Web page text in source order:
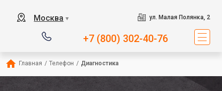
Москва ▼ ул. Малая Полянка, 2
+7 (800) 302-40-76
Главная / Телефон / Диагностика